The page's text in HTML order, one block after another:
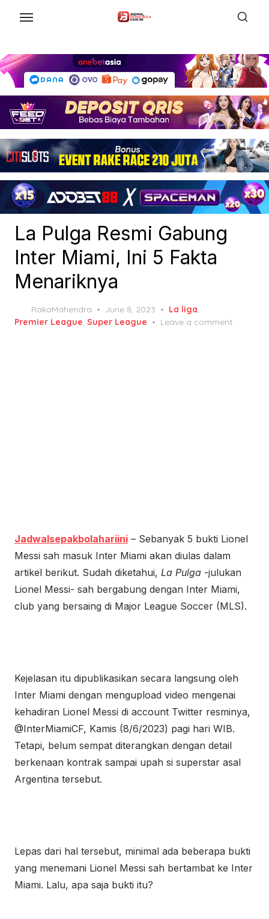
content
La Pulga Resmi Gabung
Inter Miami, Ini 5 Fakta
Menariknya
RakaMahendra
Posted
on
June 8, 2023 La liga,
Premier League, Super League Leave a comment
Jadwalsepakbolahariini – Sebanyak 5 bukti Lionel
Messi sah masuk Inter Miami akan diulas dalam
artikel berikut. Sudah diketahui, La Pulga -julukan
Lionel Messi- sah bergabung dengan Inter Miami,
club yang bersaing di Major League Soccer (MLS).
Kejelasan itu dipublikasikan secara langsung oleh
Inter Miami dengan mengupload video mengenai
kehadiran Lionel Messi di account Twitter resminya,
@InterMiamiCF, Kamis (8/6/2023) pagi hari WIB.
Tetapi, belum sempat diterangkan dengan detail
berkenaan kontrak sampai upah si superstar asal
Argentina tersebut.
Lepas dari hal tersebut, minimal ada beberapa bukti
yang menemani Lionel Messi sah bertambat ke Inter
Miami. Lalu, apa saja bukti itu?